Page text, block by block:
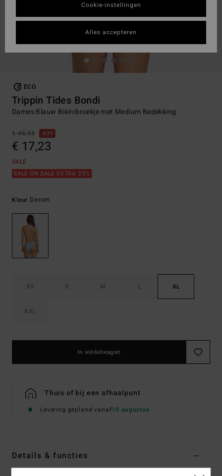
ECO
Trippin Tides Bondi
Dames Blauw Bikinibroekje met Medium Bedekking
€ 45,95 63%
€ 17,23
SALE
SALE ON SALE EXTRA 25%
Kleur Denim
XS S M L XL
XXL
In winkelwagen
Thuis of bij een afhaalpunt
Levering gepland vanaf10 augustus
Details & functies
Cookie-instellingen
Alles accepteren